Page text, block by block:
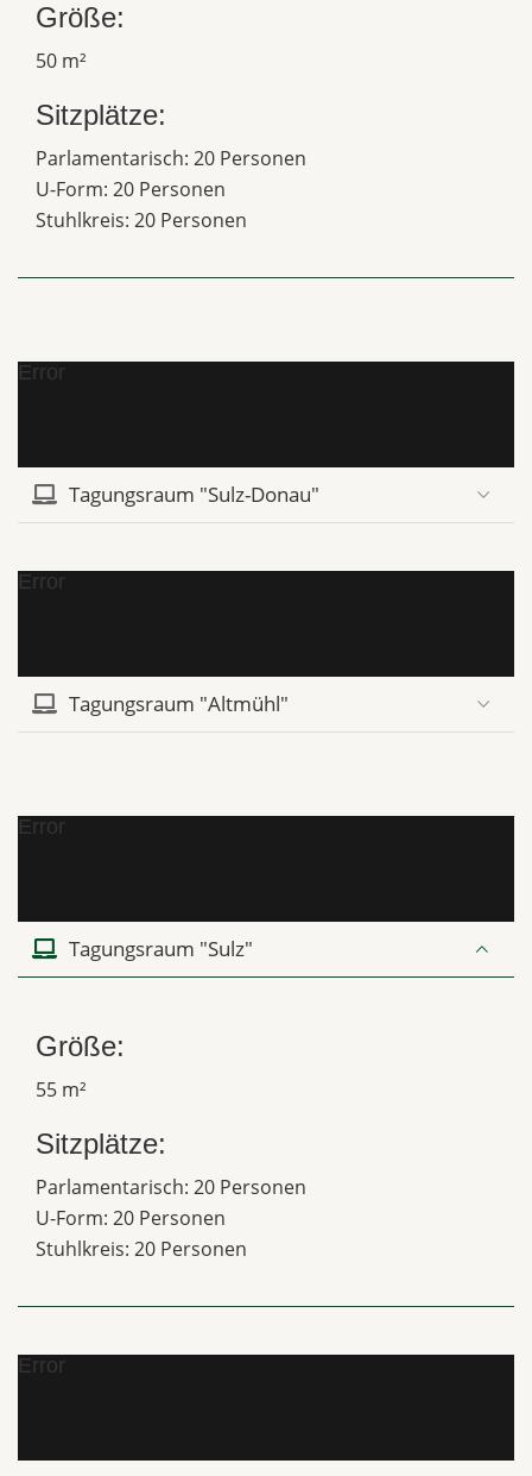
Größe:
50 m²
Sitzplätze:
Parlamentarisch: 20 Personen
U-Form: 20 Personen
Stuhlkreis: 20 Personen
Error
Tagungsraum "Sulz-Donau"
Error
Tagungsraum "Altmühl"
Error
Tagungsraum "Sulz"
Größe:
55 m²
Sitzplätze:
Parlamentarisch: 20 Personen
U-Form: 20 Personen
Stuhlkreis: 20 Personen
Error